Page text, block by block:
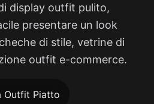
display outfit pulito,
presentare un look
di stile, vetrine di
outfit e-commerce.
Outfit Piatto